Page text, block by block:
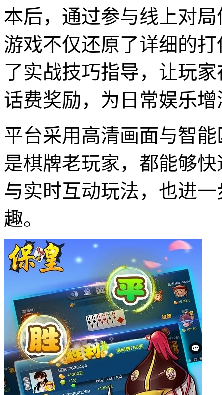
本后，通过参与线上对
游戏不仅还原了详细的
了实战技巧指导，让玩
话费奖励，为日常娱乐
平台采用高清画面与智
是棋牌老玩家，都能够
与实时互动玩法，也进
趣。